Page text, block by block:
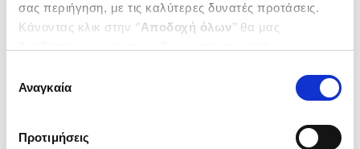
σας περιήγηση, με τις καλύτερες δυνατές προτάσεις.
Κάνοντας κλικ στην ‘’Αποδοχή όλων’’ θα μας
ενδιαφέρουν και να επιλέξετε από τα παρακάτω με την
΄΄και να ενημερωθείτε σχετικά με
συγκατάθεσης
Αναγκαία
Προτιμήσεις